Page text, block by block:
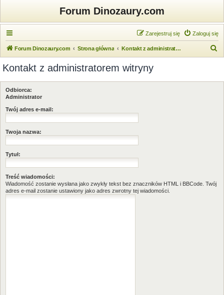
Forum Dinozaury.com
Zaloguj się
Zarejestruj się
Forum Dinozaury.com Strona główna Kontakt z administratorem witryny
k
Kontakt z administratorem witryny
Odbiorca:
Administrator
Twój adres e-mail:
Twoja nazwa:
Tytuł:
Treść wiadomości:
Wiadomość zostanie wysłana jako zwykły tekst bez znaczników HTML i BBCode. Twój
adres e-mail zostanie ustawiony jako adres zwrotny tej wiadomości.